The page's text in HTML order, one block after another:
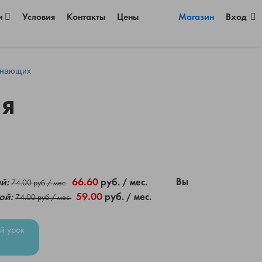
Условия Контакты Цены Магазин Вход
74.00 руб / мес 66.60 руб. / мес.
74.00 руб / мес 59.00 руб. / мес.
урок
Вы